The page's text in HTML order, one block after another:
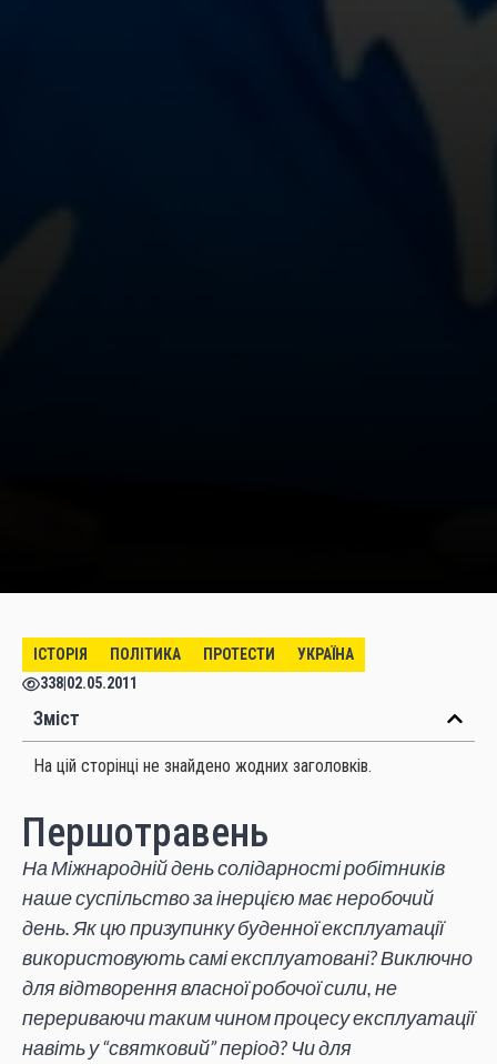
ІСТОРІЯ ПОЛІТИКА ПРОТЕСТИ
УКРАЇНА
338 02.05.2011
Зміст
На цій сторінці не знайдено жодних заголовків.
Першотравень
На Міжнародній день солідарності робітників
наше суспільство за інерцією має неробочий
день. Як цю призупинку буденної експлуатації
використовують самі експлуатовані? Виключно
для відтворення власної робочої сили, не
перериваючи таким чином процесу експлуатації
навіть у “святковий” період? Чи для